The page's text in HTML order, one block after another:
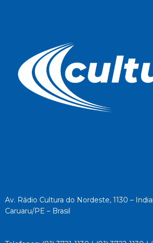
Av. Rádio Cultura do Nordeste, 1130 –
Caruaru/PE – Brasil